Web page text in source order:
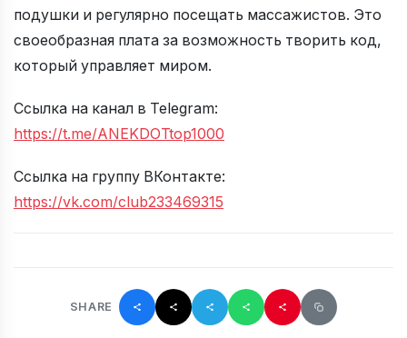
подушки и регулярно посещать массажистов. Это
своеобразная плата за возможность творить код,
который управляет миром.
Ссылка на канал в Telegram:
https://t.me/ANEKDOTtop1000
Ссылка на группу ВКонтакте:
https://vk.com/club233469315
SHARE